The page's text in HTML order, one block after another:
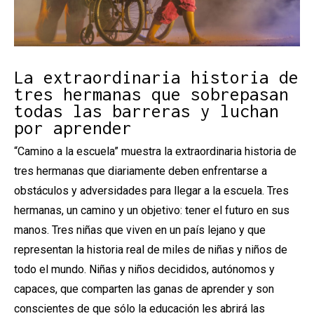
La extraordinaria historia de
tres hermanas que sobrepasan
todas las barreras y luchan
por aprender
“Camino a la escuela” muestra la extraordinaria historia de
tres hermanas que diariamente deben enfrentarse a
obstáculos y adversidades para llegar a la escuela. Tres
hermanas, un camino y un objetivo: tener el futuro en sus
manos. Tres niñas que viven en un país lejano y que
representan la historia real de miles de niñas y niños de
todo el mundo. Niñas y niños decididos, autónomos y
capaces, que comparten las ganas de aprender y son
conscientes de que sólo la educación les abrirá las